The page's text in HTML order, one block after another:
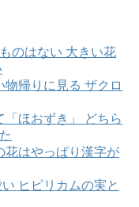
のはない 大きい花
帰りに見る ザクロ
「ほおずき」 どちら
花はやっぱり漢字が
ヒピリカムの実と